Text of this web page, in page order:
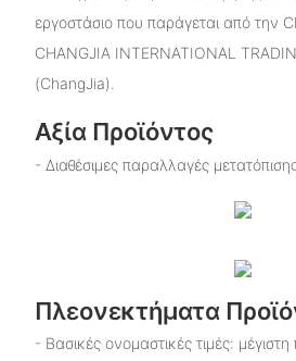
εργοστάσιο που παράγεται από την
CHANGJIA INTERNATIONAL
(ChangJia).
Αξία Προϊόντος
- Διαθέσιμες παραλλαγές
Πλεονεκτήματα
- Βασικές ονομαστικές τιμές: